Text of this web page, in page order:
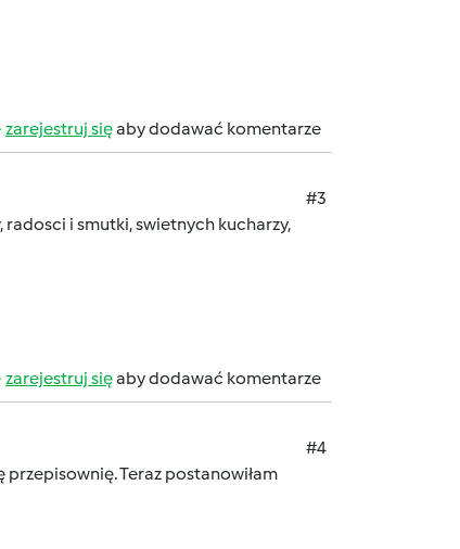
zarejestruj sięaby dodawać komentarze
#3
radosci i smutki, swietnych kucharzy,
zarejestruj sięaby dodawać komentarze
#4
Teraz postanowiłam